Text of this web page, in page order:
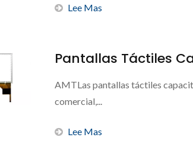
Lee Mas
Pantallas Táctiles
AMTLas pantallas táctiles
comercial,...
Lee Mas